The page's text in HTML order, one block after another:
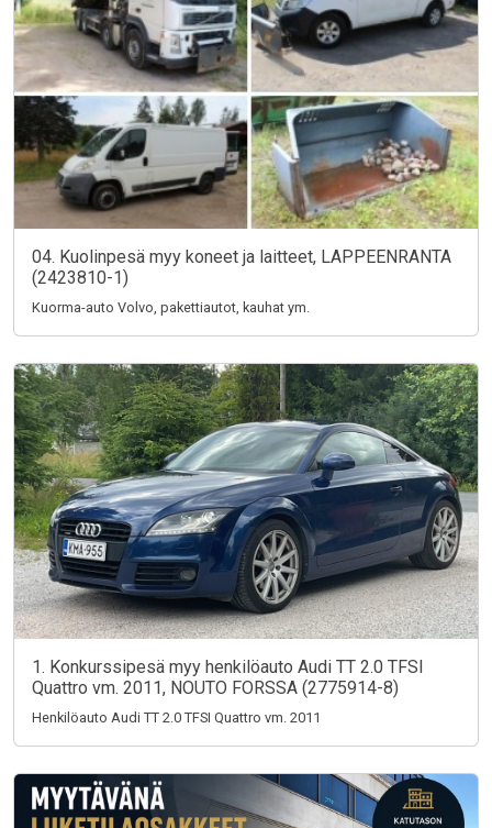
04. Kuolinpesä myy koneet ja laitteet, LAPPEENRANTA
(2423810-1)
Kuorma-auto Volvo, pakettiautot, kauhat ym.
1. Konkurssipesä myy henkilöauto Audi TT 2.0 TFSI
Quattro vm. 2011, NOUTO FORSSA (2775914-8)
Henkilöauto Audi TT 2.0 TFSI Quattro vm. 2011